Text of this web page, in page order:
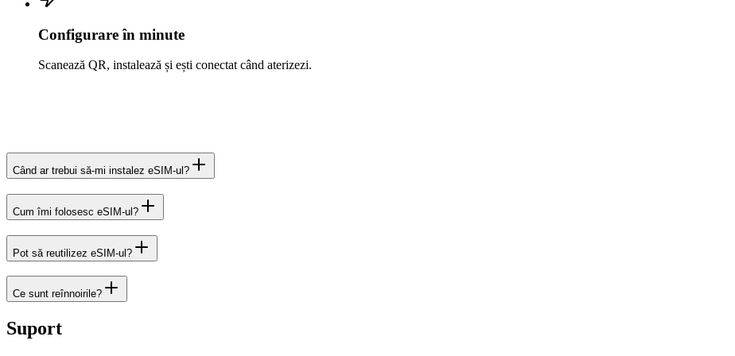
Configurare în minute
Scanează QR, instalează și ești conectat când aterizezi.
Când ar trebui să-mi instalez eSIM-ul?
Cum îmi folosesc eSIM-ul?
Pot să reutilizez eSIM-ul?
Ce sunt reînnoirile?
Suport